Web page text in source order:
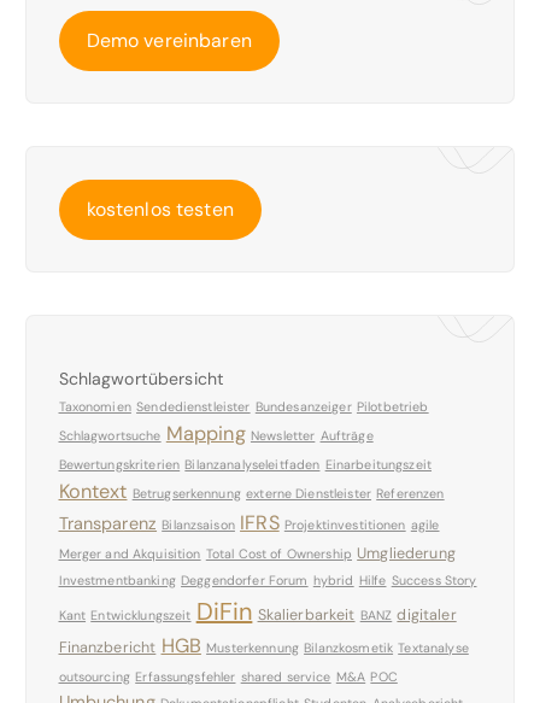
Demo vereinbaren
kostenlos testen
Schlagwortübersicht
Taxonomien Sendedienstleister Bundesanzeiger Pilotbetrieb
Schlagwortsuche Mapping Newsletter Aufträge
Bewertungskriterien Bilanzanalyseleitfaden Einarbeitungszeit
Kontext Betrugserkennung externe Dienstleister Referenzen
Transparenz Bilanzsaison IFRS Projektinvestitionen agile
Merger and Akquisition Total Cost of Ownership Umgliederung
Investmentbanking Deggendorfer Forum hybrid Hilfe Success Story
Kant Entwicklungszeit DiFin Skalierbarkeit BANZ digitaler
Finanzbericht HGB Musterkennung Bilanzkosmetik Textanalyse
outsourcing Erfassungsfehler shared service M&A POC